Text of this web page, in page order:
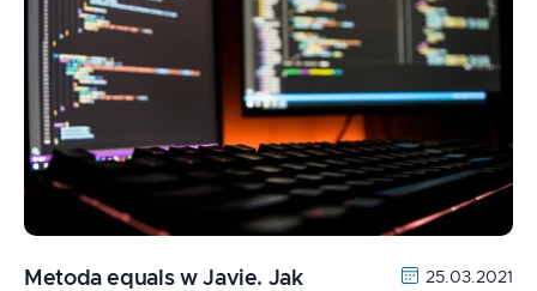
Metoda equals w Javie. Jak
25.03.2021